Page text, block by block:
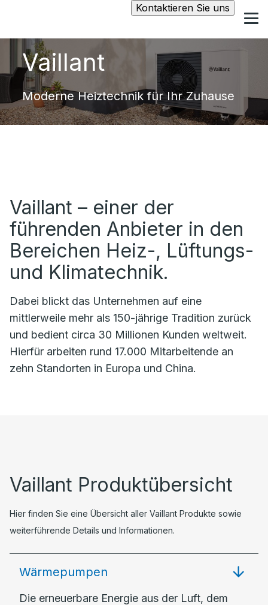
Kontaktieren Sie uns
Vaillant
Moderne Heiztechnik für Ihr Zuhause
Vaillant – einer der
führenden Anbieter in den
Bereichen Heiz-, Lüftungs-
und Klimatechnik.
Dabei blickt das Unternehmen auf eine
mittlerweile mehr als 150-jährige Tradition zurück
und bedient circa 30 Millionen Kunden weltweit.
Hierfür arbeiten rund 17.000 Mitarbeitende an
zehn Standorten in Europa und China.
Vaillant Produktübersicht
Hier finden Sie eine Übersicht aller Vaillant Produkte sowie
weiterführende Details und Informationen.
Wärmepumpen
Die erneuerbare Energie aus der Luft, dem